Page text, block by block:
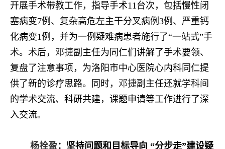
开展手术带教工作，指导手术11台次，包括慢性闭
塞病变7例、复杂高危左主干分叉病例3例、严重钙
化病变1例，并为一例疑难病患者施行了“一站式”手
术。术后， 邓捷副主任为同仁们讲解了手术要领、
复盘了注意事项，为洛阳市中心医院心内科同仁提
供了新的诊疗思路。同时， 邓捷副主任还就学科间
的学术交流、科研共建，课题申请等工作进行了深
入交流。
杨拴盈：坚持问题和目标导向 “分步走”建设疑